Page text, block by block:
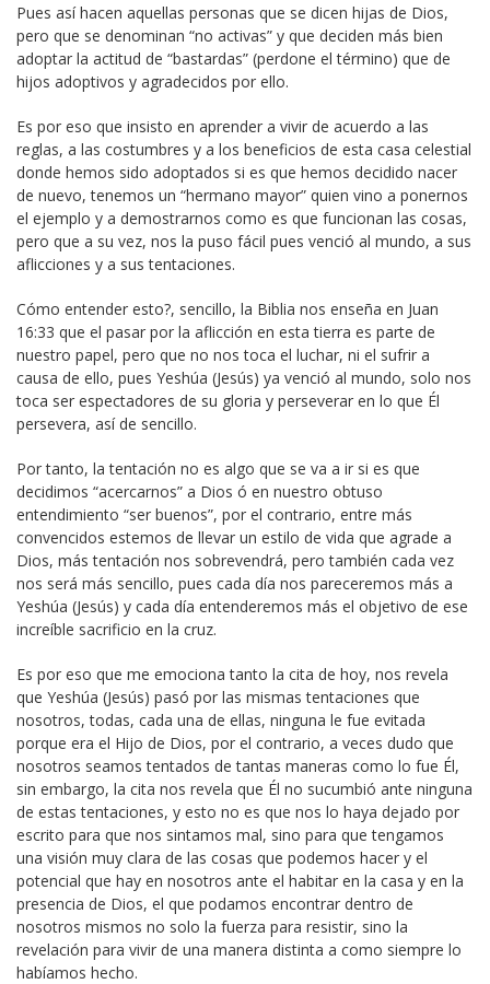
Pues así hacen aquellas personas que se dicen hijas de Dios,
pero que se denominan “no activas” y que deciden más bien
adoptar la actitud de “bastardas” (perdone el término) que de
hijos adoptivos y agradecidos por ello.
Es por eso que insisto en aprender a vivir de acuerdo a las
reglas, a las costumbres y a los beneficios de esta casa celestial
donde hemos sido adoptados si es que hemos decidido nacer
de nuevo, tenemos un “hermano mayor” quien vino a ponernos
el ejemplo y a demostrarnos como es que funcionan las cosas,
pero que a su vez, nos la puso fácil pues venció al mundo, a sus
aflicciones y a sus tentaciones.
Cómo entender esto?, sencillo, la Biblia nos enseña en Juan
16:33 que el pasar por la aflicción en esta tierra es parte de
nuestro papel, pero que no nos toca el luchar, ni el sufrir a
causa de ello, pues Yeshúa (Jesús) ya venció al mundo, solo nos
toca ser espectadores de su gloria y perseverar en lo que Él
persevera, así de sencillo.
Por tanto, la tentación no es algo que se va a ir si es que
decidimos “acercarnos” a Dios ó en nuestro obtuso
entendimiento “ser buenos”, por el contrario, entre más
convencidos estemos de llevar un estilo de vida que agrade a
Dios, más tentación nos sobrevendrá, pero también cada vez
nos será más sencillo, pues cada día nos pareceremos más a
Yeshúa (Jesús) y cada día entenderemos más el objetivo de ese
increíble sacrificio en la cruz.
Es por eso que me emociona tanto la cita de hoy, nos revela
que Yeshúa (Jesús) pasó por las mismas tentaciones que
nosotros, todas, cada una de ellas, ninguna le fue evitada
porque era el Hijo de Dios, por el contrario, a veces dudo que
nosotros seamos tentados de tantas maneras como lo fue Él,
sin embargo, la cita nos revela que Él no sucumbió ante ninguna
de estas tentaciones, y esto no es que nos lo haya dejado por
escrito para que nos sintamos mal, sino para que tengamos
una visión muy clara de las cosas que podemos hacer y el
potencial que hay en nosotros ante el habitar en la casa y en la
presencia de Dios, el que podamos encontrar dentro de
nosotros mismos no solo la fuerza para resistir, sino la
revelación para vivir de una manera distinta a como siempre lo
habíamos hecho.